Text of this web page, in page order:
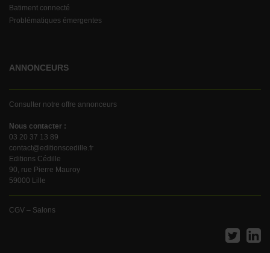
Batiment connecté
Problématiques émergentes
ANNONCEURS
Consulter notre offre annonceurs
Nous contacter :
03 20 37 13 89
contact@editionscedille.fr
Editions Cédille
90, rue Pierre Mauroy
59000 Lille
CGV – Salons